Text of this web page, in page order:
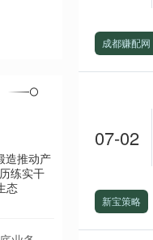
成都赚配网
07-02
新宝策略
造推动产
练实干
态